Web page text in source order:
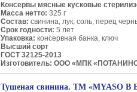
Консервы мясные кусковые
Масса нетто: 325 г
Состав: свинина, лук, соль, перец
Срок годности: 5 лет
Упаковка: консервная банка, ключ
Высший сорт
ГОСТ 32125-2013
Изготовитель: ООО «МПК
Тушеная свинина. ТМ «MYASO В